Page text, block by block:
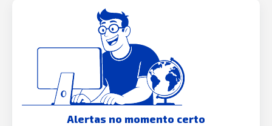
Alertas no momento certo